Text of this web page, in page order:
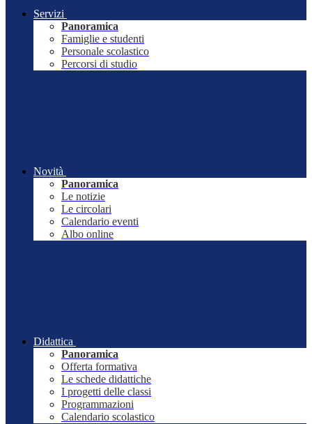
Servizi
Panoramica
Famiglie e studenti
Personale scolastico
Percorsi di studio
Novità
Panoramica
Le notizie
Le circolari
Calendario eventi
Albo online
Didattica
Panoramica
Offerta formativa
Le schede didattiche
I progetti delle classi
Programmazioni
Calendario scolastico